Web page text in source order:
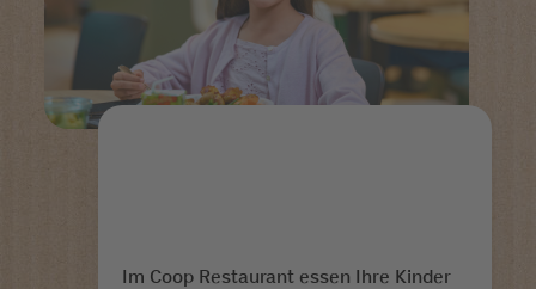
Im Coop Restaurant essen Ihre Kinder